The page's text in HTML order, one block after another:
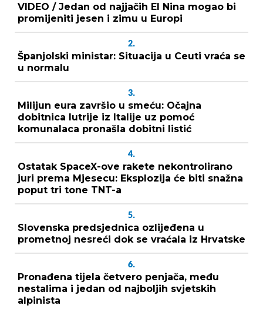
VIDEO / Jedan od najjačih El Nina mogao bi
promijeniti jesen i zimu u Europi
2.
Španjolski ministar: Situacija u Ceuti vraća se
u normalu
3.
Milijun eura završio u smeću: Očajna
dobitnica lutrije iz Italije uz pomoć
komunalaca pronašla dobitni listić
4.
Ostatak SpaceX-ove rakete nekontrolirano
juri prema Mjesecu: Eksplozija će biti snažna
poput tri tone TNT-a
5.
Slovenska predsjednica ozlijeđena u
prometnoj nesreći dok se vraćala iz Hrvatske
6.
Pronađena tijela četvero penjača, među
nestalima i jedan od najboljih svjetskih
alpinista